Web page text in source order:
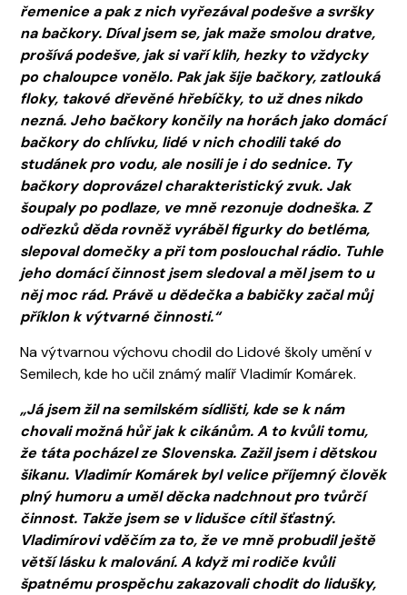
řemenice a pak z nich vyřezával podešve a svršky
na bačkory. Díval jsem se, jak maže smolou dratve,
prošívá podešve, jak si vaří klih, hezky to vždycky
po chaloupce vonělo. Pak jak šije bačkory, zatlouká
floky, takové dřevěné hřebíčky, to už dnes nikdo
nezná. Jeho bačkory končily na horách jako domácí
bačkory do chlívku, lidé v nich chodili také do
studánek pro vodu, ale nosili je i do sednice. Ty
bačkory doprovázel charakteristický zvuk. Jak
šoupaly po podlaze, ve mně rezonuje dodneška. Z
odřezků děda rovněž vyráběl figurky do betléma,
slepoval domečky a při tom poslouchal rádio. Tuhle
jeho domácí činnost jsem sledoval a měl jsem to u
něj moc rád. Právě u dědečka a babičky začal můj
příklon k výtvarné činnosti.“
Na výtvarnou výchovu chodil do Lidové školy umění v
Semilech, kde ho učil známý malíř Vladimír Komárek.
„Já jsem žil na semilském sídlišti, kde se k nám
chovali možná hůř jak k cikánům. A to kvůli tomu,
že táta pocházel ze Slovenska. Zažil jsem i dětskou
šikanu. Vladimír Komárek byl velice příjemný člověk
plný humoru a uměl děcka nadchnout pro tvůrčí
činnost. Takže jsem se v lidušce cítil šťastný.
Vladimírovi vděčím za to, že ve mně probudil ještě
větší lásku k malování. A když mi rodiče kvůli
špatnému prospěchu zakazovali chodit do lidušky,